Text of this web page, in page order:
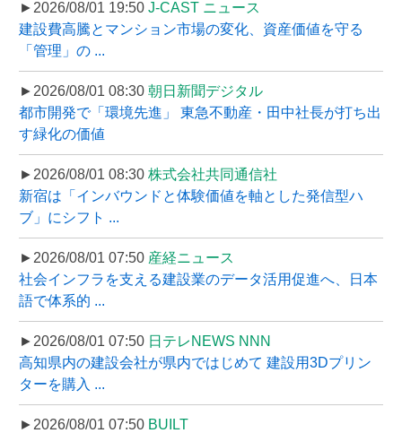
►2026/08/01 19:50 J-CAST ニュース
建設費高騰とマンション市場の変化、資産価値を守る
「管理」の ...
►2026/08/01 08:30 朝日新聞デジタル
都市開発で「環境先進」 東急不動産・田中社長が打ち出
す緑化の価値
►2026/08/01 08:30 株式会社共同通信社
新宿は「インバウンドと体験価値を軸とした発信型ハ
ブ」にシフト ...
►2026/08/01 07:50 産経ニュース
社会インフラを支える建設業のデータ活用促進へ、日本
語で体系的 ...
►2026/08/01 07:50 日テレNEWS NNN
高知県内の建設会社が県内ではじめて 建設用3Dプリン
ターを購入 ...
►2026/08/01 07:50 BUILT